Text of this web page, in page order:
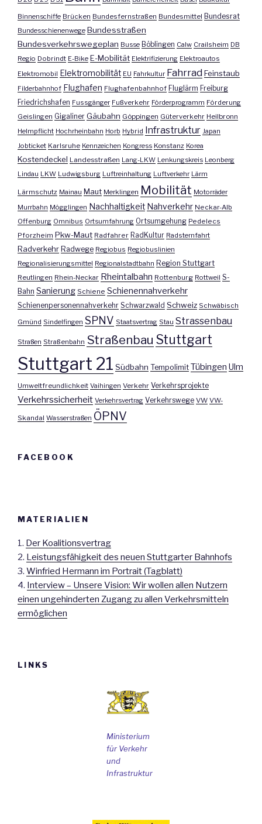
Binnenschiffe Brücken Bundesfernstraßen Bundesmittel Bundesrat
Bundesschienenwege Bundesstraßen
Bundesverkehrswegeplan Busse Böblingen Calw Crailsheim DB
Regio Dobrindt E-Bike E-Mobilität Elektrifizierung Elektroautos
Elektromobil Elektromobilität EU Fahrkultur FahrradFeinstaub
Filderbahnhof Flughafen Flughafenbahnhof Fluglärm Freiburg
Friedrichshafen Fussgänger Fußverkehr Förderprogramm Förderung
Geislingen Gigaliner Gäubahn Göppingen Güterverkehr Heilbronn
Helmpflicht Hochrheinbahn Horb Hybrid Infrastruktur Japan
Jobticket Karlsruhe Kennzeichen Kongress Konstanz Korea
Kostendeckel Landesstraßen Lang-LKW Lenkungskreis Leonberg
Lindau LKW Ludwigsburg Luftreinhaltung Luftverkehr Lärm
Lärmschutz Mainau Maut Merklingen Mobilität Motorräder
Murrbahn Mögglingen Nachhaltigkeit Nahverkehr Neckar-Alb
Offenburg Omnibus Ortsumfahrung Ortsumgehung Pedelecs
Pforzheim Pkw-Maut Radfahrer RadKultur Radsternfahrt
Radverkehr Radwege Regiobus Regiobuslinien
Regionalisierungsmittel Regionalstadtbahn Region Stuttgart
Reutlingen Rhein-Neckar Rheintalbahn Rottenburg Rottweil S-
Bahn Sanierung Schiene Schienennahverkehr
Schienenpersonennahverkehr Schwarzwald Schweiz Schwäbisch
Gmünd Sindelfingen SPNV Staatsvertrag Stau Strassenbau
Straßen Straßenbahn Straßenbau Stuttgart
Stuttgart 21 Südbahn Tempolimit Tübingen Ulm
Umweltfreundlichkeit Vaihingen Verkehr Verkehrsprojekte
Verkehrssicherheit Verkehrsvertrag Verkehrswege VW VW-
Skandal Wasserstraßen ÖPNV
FACEBOOK
MATERIALIEN
1. Der Koalitionsvertrag
2. Leistungsfähigkeit des neuen Stuttgarter Bahnhofs
3. Winfried Hermann im Portrait (Tagblatt)
4. Interview – Unsere Vision: Wir wollen allen Nutzern
einen ungehinderten Zugang zu allen Verkehrsmitteln
ermöglichen
LINKS
Ministerium
für Verkehr
und
Infrastruktur